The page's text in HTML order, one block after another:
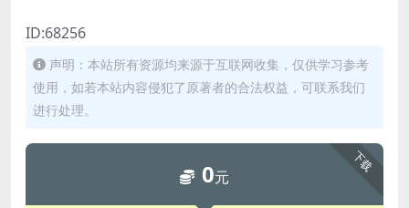
ID:68256
声明：本站所有资源均来源于互联网收集，仅供学习参考
使用，如若本站内容侵犯了原著者的合法权益，可联系我们
进行处理。
下载
0元